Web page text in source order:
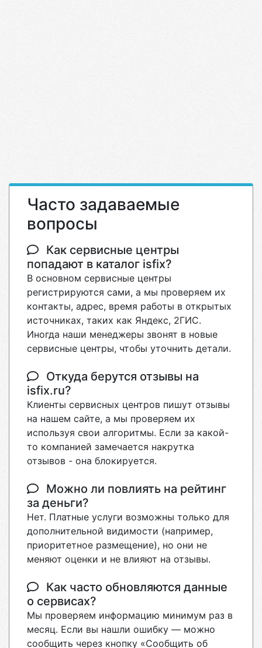
Часто задаваемые
вопросы
Как сервисные центры
попадают в каталог isfix?
В основном сервисные центры
регистрируются сами, а мы проверяем их
контакты, адрес, время работы в открытых
источниках, таких как Яндекс, 2ГИС.
Иногда наши менеджеры звонят в новые
сервисные центры, чтобы уточнить детали.
Откуда берутся отзывы на
isfix.ru?
Клиенты сервисных центров пишут отзывы
на нашем сайте, а мы проверяем их
используя свои алгоритмы. Если за какой-
то компанией замечается накрутка
отзывов - она блокируется.
Можно ли повлиять на рейтинг
за деньги?
Нет. Платные услуги возможны только для
дополнительной видимости (например,
приоритетное размещение), но они не
меняют оценки и не влияют на отзывы.
Как часто обновляются данные
о сервисах?
Мы проверяем информацию минимум раз в
месяц. Если вы нашли ошибку — можно
сообщить через кнопку «Сообщить об